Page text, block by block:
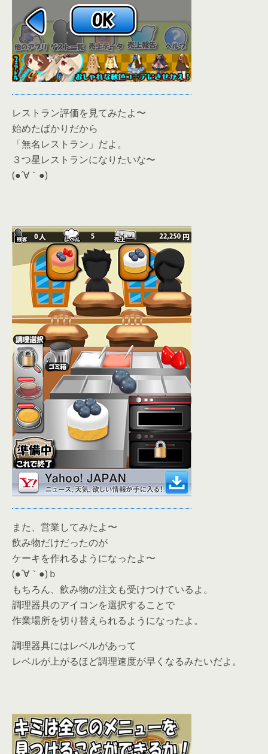
レストラン評価を見てみたよ〜
始めたばかりだから
「無名レストラン」だよ。
３つ星レストランになりたいな〜
(●´∀｀●)
また、営業してみたよ〜
飲み物だけだったのが
ケーキを作れるようになったよ〜
(●´∀｀●)ｂ
もちろん、飲み物の注文も受けつけているよ。
調理器具のアイコンを選択することで
作業場所を切り替えられるようになったよ。
調理器具にはレベルがあって
レベルが上がるほど調理速度が早くなるみたいだよ。